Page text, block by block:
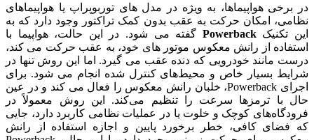
در برخی هواپیماها، به‌ ویژه در مدل‌ های توربوپراپ یا هواپیماهای
نظامی، امکان حرکت به عقب بدون کمک تراکتور وجود دارد که به
این تکنیکPowerback گفته می‌ شود. در این حالت، هواپیما با
استفاده از رانش معکوس موتور های خود، به عقب حرکت می‌ کند،
درست مانند خودرویی که دنده عقب می‌ گیرد. اما این روش تنها در
شرایط بسیار خاص و محیط‌های کنترل‌ شده انجام می‌ شود. برای
اجرای Powerback، خلبان رانش معکوس را فعال می‌ کند و در عین
حال با ترمزها سرعت را تنظیم می‌کند. این روش معمولاً در
فرودگاه‌های کوچک و خلوت یا در عملیات نظامی کاربرد دارد، جایی
که فضای کافی، خطر برخورد پایین و اجازه استفاده از رانش